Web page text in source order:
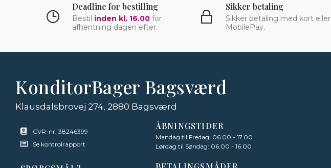
Deadline for bestilling
Bestil inden kl. 16.00 for
afhentning dagen efter.
Sikker betaling
Sikker betaling med kort eller
MobilePay.
KonditorBager Bagsværd
Klausdalsbrovej 274, 2880 Bagsværd
CVR-nr. 38246399
Se kontrolrapport
ÅBNINGSTIDER
Mandag til Fredag: 06.00 - 17.00
Lørdag til Søndag: 06.00 - 16.00